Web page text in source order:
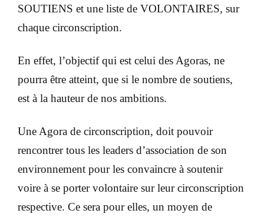
SOUTIENS et une liste de VOLONTAIRES, sur
chaque circonscription.
En effet, l’objectif qui est celui des Agoras, ne
pourra être atteint, que si le nombre de soutiens,
est à la hauteur de nos ambitions.
Une Agora de circonscription, doit pouvoir
rencontrer tous les leaders d’association de son
environnement pour les convaincre à soutenir
voire à se porter volontaire sur leur circonscription
respective. Ce sera pour elles, un moyen de